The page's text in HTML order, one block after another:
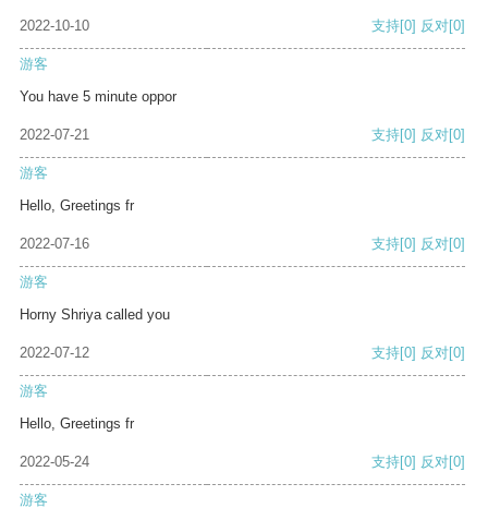
2022-10-10 支持[0] 反对[0]
游客
You have 5 minute oppor
2022-07-21 支持[0] 反对[0]
游客
Hello, Greetings fr
2022-07-16 支持[0] 反对[0]
游客
Horny Shriya called you
2022-07-12 支持[0] 反对[0]
游客
Hello, Greetings fr
2022-05-24 支持[0] 反对[0]
游客